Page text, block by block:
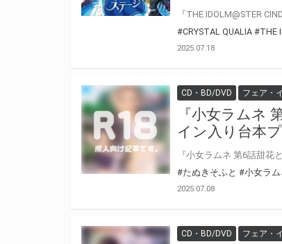
#CRYSTAL QUALIA #THE
2025.07.18
CD・BD/DVD フェア・
『小女ラムネ
イン入り台本
#たぬきそふと #小女ラム
2025.07.08
CD・BD/DVD フェア・